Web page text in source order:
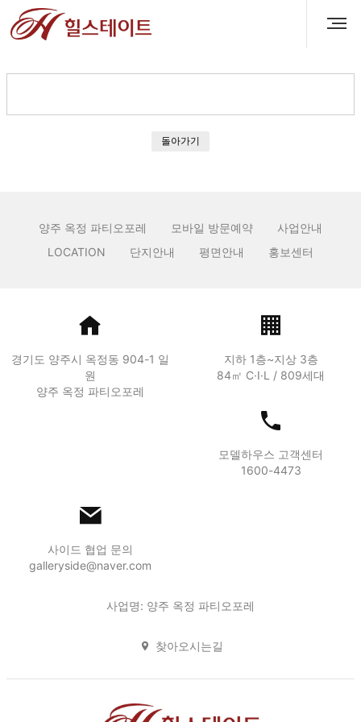
돌아가기
양주 옥정 파티오포레 모바일 방문예약
사업안내
LOCATION
단지안내 평면안내 홍보센터
경기도 양주시 옥정동 904-1 일
원
양주 옥정 파티오포레
지하 1층~지상 3층
84㎡ C·I·L / 809세대
모델하우스 고객센터
1600-4473
사이드 협업 문의
galleryside@naver.com
사업명: 양주 옥정 파티오포레
찾아오시는길